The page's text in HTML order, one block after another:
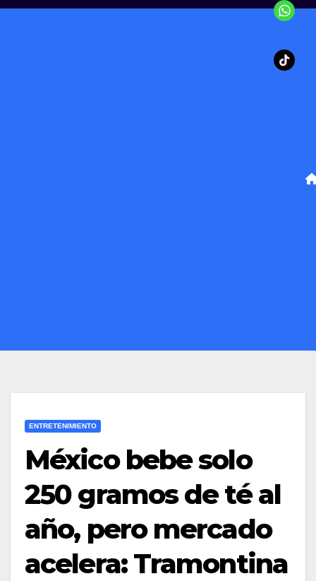
ENTRETENIMIENTO
México bebe solo
250 gramos de té al
año, pero mercado
acelera: Tramontina